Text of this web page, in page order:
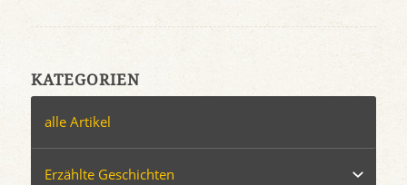
KATEGORIEN
alle Artikel
Erzählte Geschichten